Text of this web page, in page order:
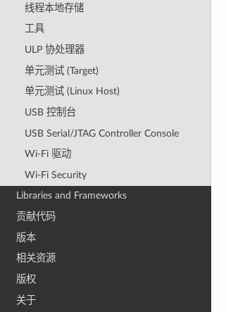
线程本地存储
工具
ULP 协处理器
单元测试 (Target)
单元测试 (Linux Host)
USB 控制台
USB Serial/JTAG Controller Console
Wi-Fi 驱动
Wi-Fi Security
Libraries and Frameworks
贡献代码
版本
相关资源
版权
关于